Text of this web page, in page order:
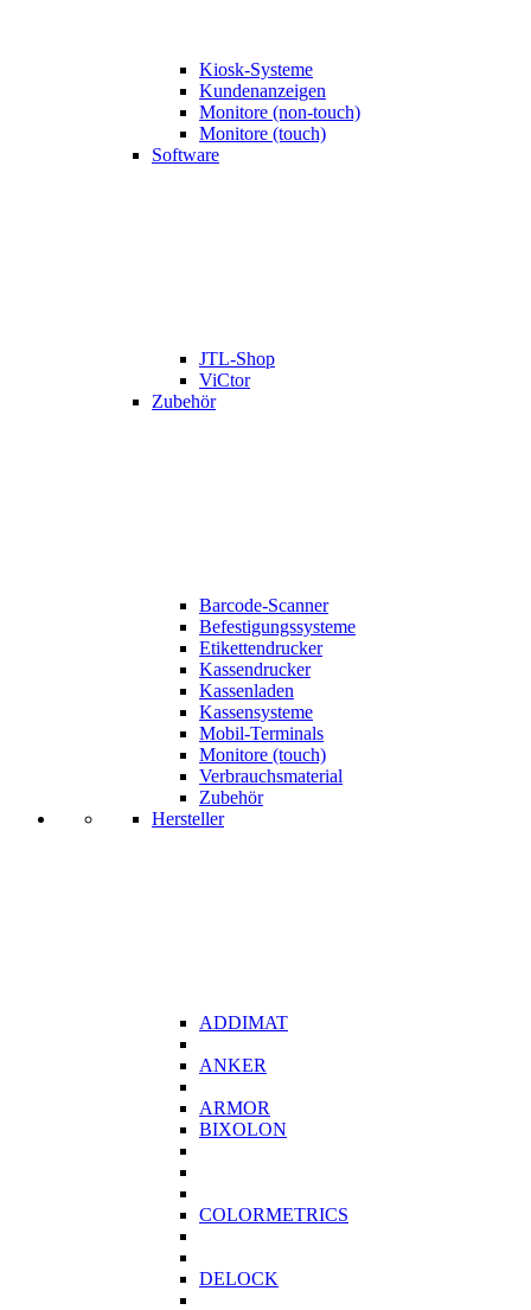
Kiosk-Systeme
Kundenanzeigen
Monitore (non-touch)
Monitore (touch)
Software
JTL-Shop
ViCtor
Zubehör
Barcode-Scanner
Befestigungssysteme
Etikettendrucker
Kassendrucker
Kassenladen
Kassensysteme
Mobil-Terminals
Monitore (touch)
Verbrauchsmaterial
Zubehör
Hersteller
ADDIMAT
ANKER
ARMOR
BIXOLON
COLORMETRICS
DELOCK